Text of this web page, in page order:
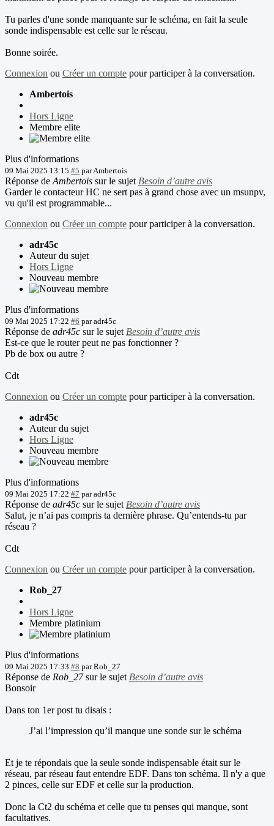
Tu parles d'une sonde manquante sur le schéma, en fait la seule
sonde indispensable est celle sur le réseau.
Bonne soirée.
Connexion ou Créer un compte pour participer à la conversation.
Ambertois
Hors Ligne
Membre elite
Plus d'informations
09 Mai 2025 13:15 #5 parAmbertois
Réponse de Ambertois sur le sujet Besoin d’autre avis
Garder le contacteur HC ne sert pas à grand chose avec un msunpv,
vu qu'il est programmable...
Connexion ou Créer un compte pour participer à la conversation.
adr45c
Auteur du sujet
Hors Ligne
Nouveau membre
Plus d'informations
09 Mai 2025 17:22 #6 paradr45c
Réponse de adr45c sur le sujet Besoin d’autre avis
Est-ce que le router peut ne pas fonctionner ?
Pb de box ou autre ?
Cdt
Connexion ou Créer un compte pour participer à la conversation.
adr45c
Auteur du sujet
Hors Ligne
Nouveau membre
Plus d'informations
09 Mai 2025 17:22 #7 paradr45c
Réponse de adr45c sur le sujet Besoin d’autre avis
Salut, je n’ai pas compris ta dernière phrase. Qu’entends-tu par
réseau ?
Cdt
Connexion ou Créer un compte pour participer à la conversation.
Rob_27
Hors Ligne
Membre platinium
Plus d'informations
09 Mai 2025 17:33 #8 parRob_27
Réponse de Rob_27sur le sujet Besoin d’autre avis
Bonsoir
Dans ton 1er post tu disais :
J’ai l’impression qu’il manque une sonde sur le schéma
Et je te répondais que la seule sonde indispensable était sur le
réseau, par réseau faut entendre EDF. Dans ton schéma. Il n'y a que
2 pinces, celle sur EDF et celle sur la production.
Donc la Ct2 du schéma et celle que tu penses qui manque, sont
facultatives.